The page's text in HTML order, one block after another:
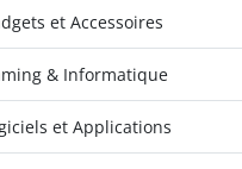
et Accessoires
& Informatique
et Applications